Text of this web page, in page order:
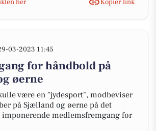
03-2023 11:45
for håndbold på
øerne
være en "jydesport", modbeviser
på Sjælland og øerne på det
medlemsfremgang for